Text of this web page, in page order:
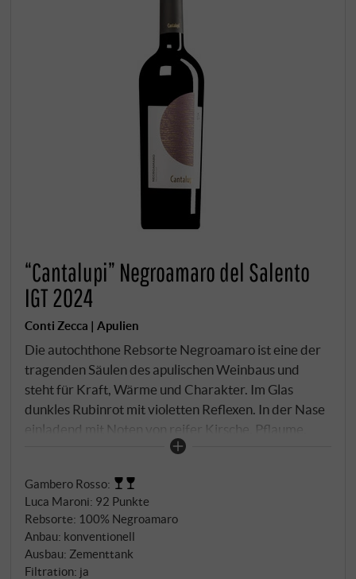
“Cantalupi” Negroamaro del Salento
IGT 2024
Conti Zecca | Apulien
Die autochthone Rebsorte Negroamaro ist eine der
tragenden Säulen des apulischen Weinbaus und
steht für Kraft, Wärme und Charakter. Im Glas
dunkles Rubinrot mit violetten Reflexen. In der Nase
einladend mit Noten von reifer Kirsche, Pflaume,
dunkler Beerenfrucht und einem Hauch
mit saftiger Frucht, sanftem Tannin und einem
würzigen Ausklang. Der Ausbau im Edelstahltank
betont die Frische und die sortentypische Aromatik
des Negroamaro. Ein unkomplizierter, charmant
gereifter Rotwein mit sympathischer und sehr
Gambero Rosso:
Luca Maroni: 92 Punkte
Rebsorte: 100% Negroamaro
Anbau: konventionell
Ausbau: Zementtank
Filtration: ja